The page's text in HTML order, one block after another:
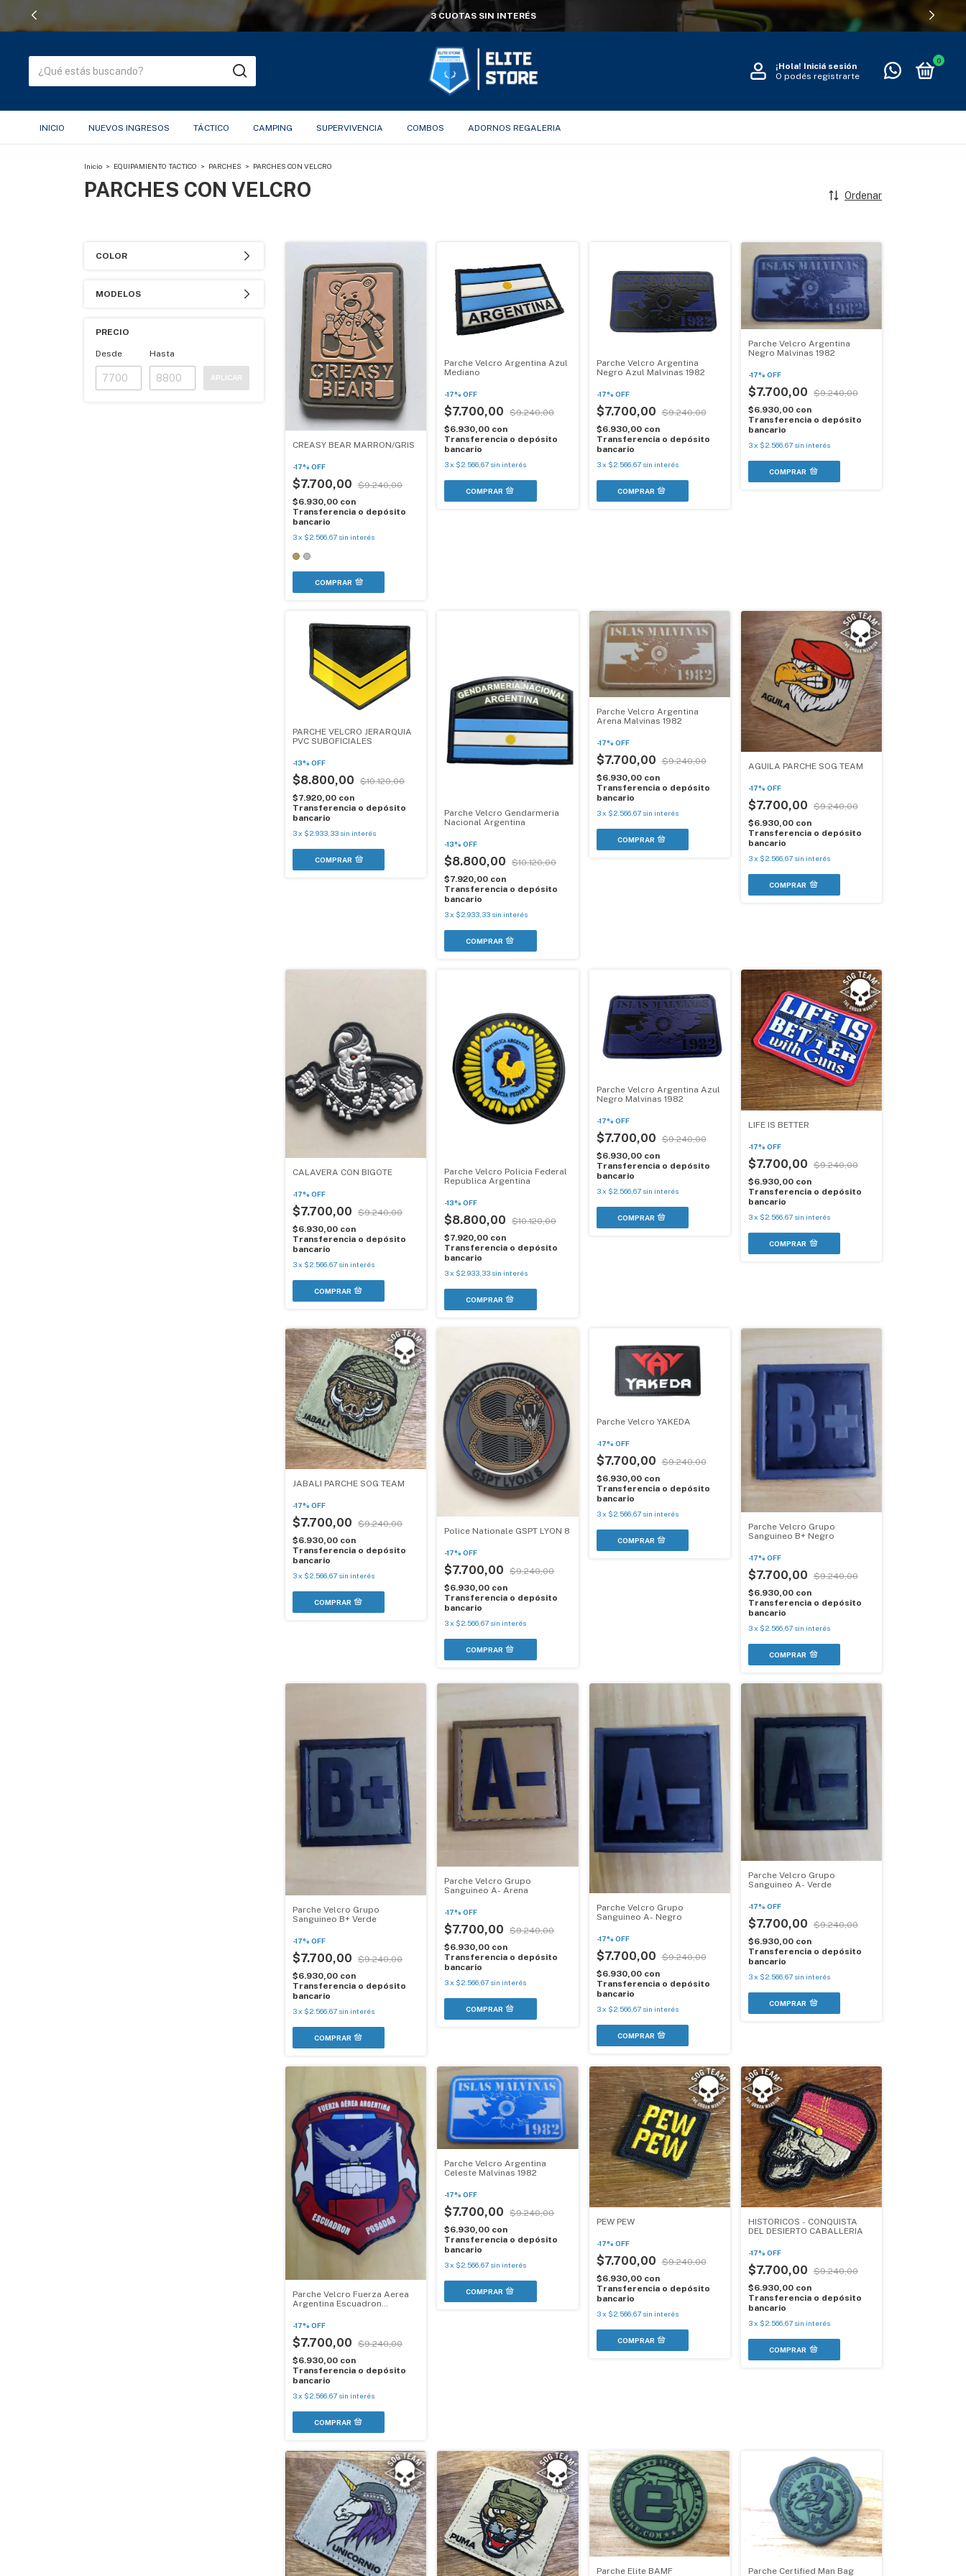
3 CUOTAS SIN INTERÉS
¡Hola! Iniciá sesión
O podés registrarte
0
INICIO NUEVOS INGRESOS TÁCTICO CAMPING SUPERVIVENCIA COMBOS ADORNOS REGALERIA
Inicio > EQUIPAMIENTO TACTICO > PARCHES > PARCHES CON VELCRO
PARCHES CON VELCRO Ordenar
COLOR
MODELOS
PRECIO
Desde Hasta
APLICAR
CREASY BEAR MARRON/GRIS
-17% OFF
$7.700,00
$9.240,00
$6.930,00 con
Transferencia o depósito
bancario
3x $2.566,67 sin interés
COMPRAR
Parche Velcro Argentina Azul
Mediano
-17%OFF
$7.700,00
$9.240,00
$6.930,00 con
Transferencia o depósito
bancario
3x $2.566,67 sin interés
Parche Velcro Argentina
Negro Azul Malvinas 1982
-17% OFF
$7.700,00
$9.240,00
$6.930,00 con
Transferencia o depósito
bancario
3 x $2.566,67 sin interés
Parche Velcro Argentina
Negro Malvinas 1982
-17% OFF
$7.700,00
$9.240,00
$6.930,00 con
Transferencia o depósito
bancario
3x $2.566,67 sin interés
PARCHE VELCRO JERARQUIA
PVC SUBOFICIALES
-13% OFF
$8.800,00
$10.120,00
$7.920,00 con
Transferencia o depósito
bancario
3x $2.933,33 sin interés
COMPRAR
Parche Velcro Gendarmeria
Nacional Argentina
-13%OFF
$8.800,00
$10.120,00
$7.920,00 con
Transferencia o depósito
bancario
3x $2.933,33 sin interés
Parche Velcro Argentina
Arena Malvinas 1982
-17% OFF
$7.700,00
$9.240,00
$6.930,00 con
Transferencia o depósito
bancario
3 x $2.566,67 sin interés
AGUILA PARCHE SOG TEAM
-17% OFF
$7.700,00
$9.240,00
$6.930,00 con
Transferencia o depósito
bancario
3x $2.566,67 sin interés
CALAVERA CON BIGOTE
-17% OFF
$7.700,00
$9.240,00
$6.930,00 con
Transferencia o depósito
bancario
3x $2.566,67 sin interés
Parche Velcro Policia Federal
Republica Argentina
-13%OFF
$8.800,00
$10.120,00
$7.920,00 con
Transferencia o depósito
bancario
3x $2.933,33 sin interés
Parche Velcro Argentina Azul
Negro Malvinas 1982
-17% OFF
$7.700,00
$9.240,00
$6.930,00 con
Transferencia o depósito
bancario
3 x $2.566,67 sin interés
LIFE IS BETTER
-17% OFF
$7.700,00
$9.240,00
$6.930,00 con
Transferencia o depósito
bancario
3x $2.566,67 sin interés
JABALI PARCHE SOG TEAM
-17% OFF
$7.700,00
$9.240,00
$6.930,00 con
Transferencia o depósito
bancario
3x $2.566,67 sin interés
Police Nationale GSPT LYON 8
-17%OFF
$7.700,00
$9.240,00
$6.930,00 con
Transferencia o depósito
bancario
3x $2.566,67 sin interés
Parche Velcro YAKEDA
-17% OFF
$7.700,00
$9.240,00
$6.930,00 con
Transferencia o depósito
bancario
3 x $2.566,67 sin interés
Parche Velcro Grupo
Sanguineo B+ Negro
-17% OFF
$7.700,00
$9.240,00
$6.930,00 con
Transferencia o depósito
bancario
3x $2.566,67 sin interés
Parche Velcro Grupo
Sanguineo B+ Verde
-17% OFF
$7.700,00
$9.240,00
$6.930,00 con
Transferencia o depósito
bancario
3x $2.566,67 sin interés
Parche Velcro Grupo
Sanguineo A- Arena
-17%OFF
$7.700,00
$9.240,00
$6.930,00 con
Transferencia o depósito
bancario
3x $2.566,67 sin interés
Parche Velcro Grupo
Sanguineo A- Negro
-17% OFF
$7.700,00
$9.240,00
$6.930,00 con
Transferencia o depósito
bancario
3 x $2.566,67 sin interés
Parche Velcro Grupo
Sanguineo A- Verde
-17% OFF
$7.700,00
$9.240,00
$6.930,00 con
Transferencia o depósito
bancario
3x $2.566,67 sin interés
Parche Velcro Fuerza Aerea
Argentina Escuadron
-17% OFF
$7.700,00
$9.240,00
$6.930,00 con
Transferencia o depósito
bancario
3x $2.566,67 sin interés
Parche Velcro Argentina
Celeste Malvinas 1982
-17%OFF
$7.700,00
$9.240,00
$6.930,00 con
Transferencia o depósito
bancario
3x $2.566,67 sin interés
PEW PEW
-17% OFF
$7.700,00
$9.240,00
$6.930,00 con
Transferencia o depósito
bancario
3 x $2.566,67 sin interés
HISTORICOS - CONQUISTA
DEL DESIERTO CABALLERIA
-17% OFF
$7.700,00
$9.240,00
$6.930,00 con
Transferencia o depósito
bancario
3x $2.566,67 sin interés
Parche Elite BAMF
Parche Certified Man Bag